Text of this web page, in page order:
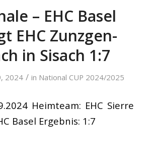
– EHC Basel
EHC Zunzgen-
in Sisach 1:7
2024 / in National CUP 2024/2025
Heimteam: EHC Sierre
Basel Ergebnis: 1:7